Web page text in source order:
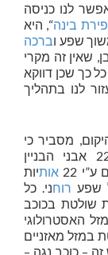
לנו כניסה
בינה“, היא
שפע וברכה
שאין זה מקרי
כך שכן דווקא
לנו בתהליך
מסביר כי
העולם נברא מ-22 תדרים שאלו הם 22 אבני הבניין
22
אותיות
שפע רוחני. כל
שולטת בכוכב
האסטרולוגי
במזל מאזניים
– כוכב נגה –